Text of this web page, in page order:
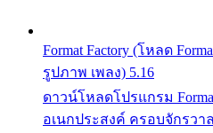
Format Factory (โหลด
รูปภาพ เพลง) 5.16
ดาวน์โหลดโปรแกรม
อเนกประสงค์ ครอบจักรว